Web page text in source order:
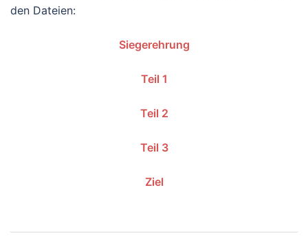
den Dateien:
Siegerehrung
Teil 1
Teil 2
Teil 3
Ziel